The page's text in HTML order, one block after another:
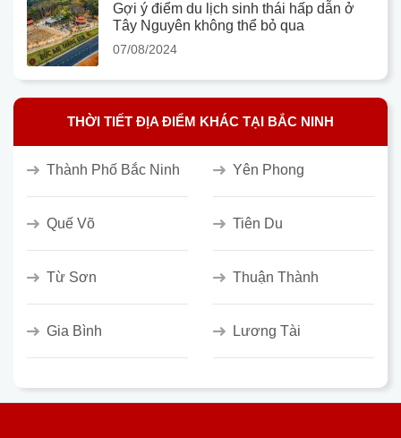
Gợi ý điểm du lịch sinh thái hấp dẫn ở
Tây Nguyên không thể bỏ qua
07/08/2024
THỜI TIẾT ĐỊA ĐIỂM KHÁC TẠI BẮC NINH
Thành Phố Bắc Ninh Yên Phong
Quế Võ Tiên Du
Từ Sơn Thuận Thành
Gia Bình Lương Tài